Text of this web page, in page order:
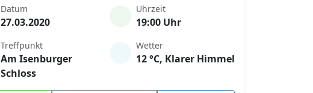
Datum
27.03.2020
Uhrzeit
19:00 Uhr
Treffpunkt
Am Isenburger
Schloss
Wetter
12 °C, Klarer Himmel